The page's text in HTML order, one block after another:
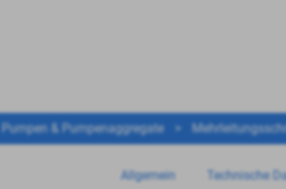
Pumpen & Pumpenaggregate >
Allgemein Technische